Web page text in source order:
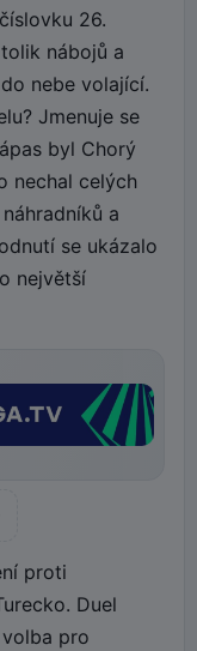
26.
nábojů a
nebe volající.
Jmenuje se
byl Chorý
nechal celých
a
se ukázalo
největší
proti
Duel
pro